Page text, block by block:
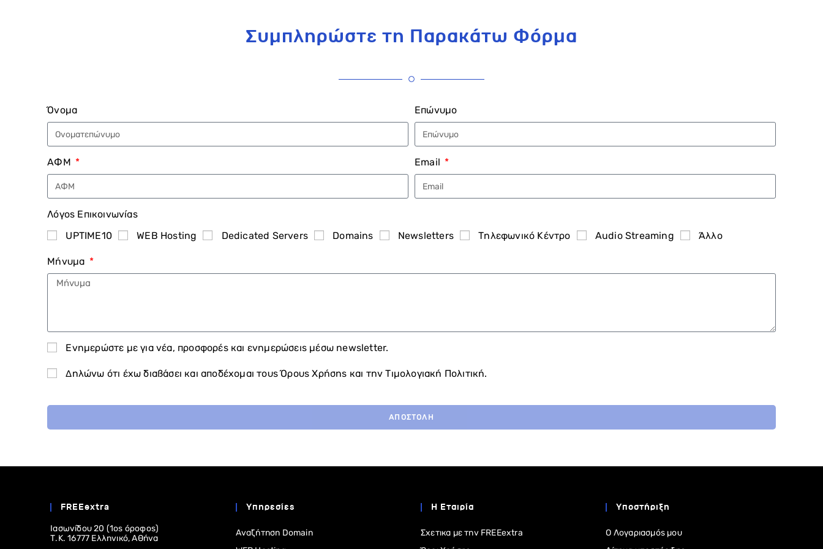
Συμπληρώστε τη Παρακάτω Φόρμα
Όνομα Επώνυμο
ΑΦΜ Email
Λόγος Επικοινωνίας
UPTIME10
WEB Hosting Dedicated Servers Domains Newsletters Τηλεφωνικό Κέντρο Audio Streaming Άλλο
Μήνυμα
Ενημερώστε με για νέα, προσφορές και ενημερώσεις μέσω newsletter.
Δηλώνω ότι έχω διαβάσει και αποδέχομαι τους Όρους Χρήσης και την Τιμολογιακή Πολιτική.
ΑΠΟΣΤΟΛΗ
FREEextra
Ιασωνίδου 20 (1ος όροφος)
Τ.Κ. 16777 Ελληνικό, Αθήνα
Υπηρεσίες
Αναζήτηση Domain
Η Εταιρία
Σχετικα με την FREEextra
Υποστήριξη
Ο Λογαριασμός μου